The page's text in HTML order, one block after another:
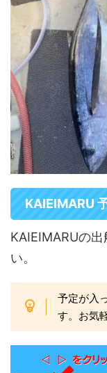
KAIEIMARU
KAIEIMARUの
い。
予定が入
す。お気